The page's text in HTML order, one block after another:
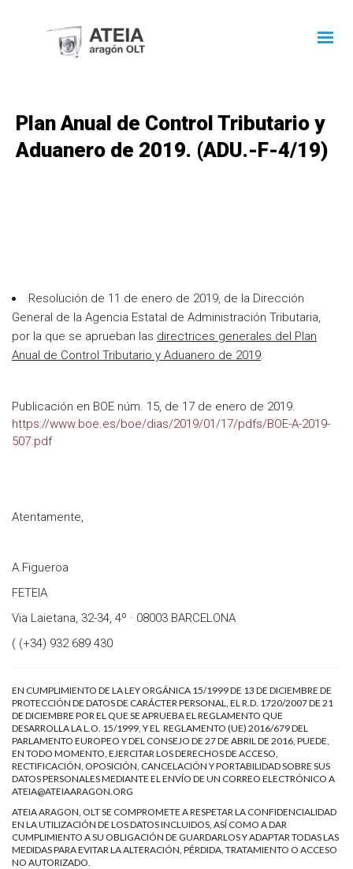
Plan Anual de Control Tributario y
Aduanero de 2019. (ADU.-F-4/19)
Resolución de 11 de enero de 2019, de la Dirección
General de la Agencia Estatal de Administración Tributaria,
por la que se aprueban las directrices generales del Plan
Anual de Control Tributario y Aduanero de 2019.
Publicación en BOE núm. 15, de 17 de enero de 2019.
https://www.boe.es/boe/dias/2019/01/17/pdfs/BOE-A-2019-
507.pdf
Atentamente,
A.Figueroa
FETEIA
Via Laietana, 32-34, 4º · 08003 BARCELONA
( (+34) 932 689 430
EN CUMPLIMIENTO DE LA LEY ORGÁNICA 15/1999 DE 13 DE DICIEMBRE DE
PROTECCIÓN DE DATOS DE CARÁCTER PERSONAL, EL R.D. 1720/2007 DE 21
DE DICIEMBRE POR EL QUE SE APRUEBA EL REGLAMENTO QUE
DESARROLLA LA L.O. 15/1999, Y EL REGLAMENTO (UE) 2016/679 DEL
PARLAMENTO EUROPEO Y DEL CONSEJO DE 27 DE ABRIL DE 2016, PUEDE,
EN TODO MOMENTO, EJERCITAR LOS DERECHOS DE ACCESO,
RECTIFICACIÓN, OPOSICIÓN, CANCELACIÓN Y PORTABILIDAD SOBRE SUS
DATOS PERSONALES MEDIANTE EL ENVÍO DE UN CORREO ELECTRÓNICO A
ATEIA@ATEIAARAGON.ORG
ATEIA ARAGON, OLT SE COMPROMETE A RESPETAR LA CONFIDENCIALIDAD
EN LA UTILIZACIÓN DE LOS DATOS INCLUIDOS, ASÍ COMO A DAR
CUMPLIMIENTO A SU OBLIGACIÓN DE GUARDARLOS Y ADAPTAR TODAS LAS
MEDIDAS PARA EVITAR LA ALTERACIÓN, PÉRDIDA, TRATAMIENTO O ACCESO
NO AUTORIZADO.